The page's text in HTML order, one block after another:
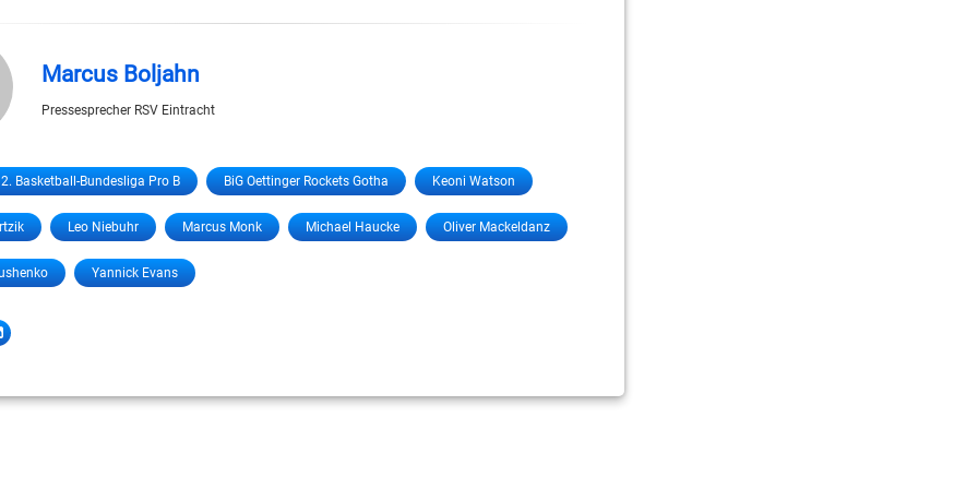
Marcus Boljahn
Pressesprecher RSV Eintracht
2. Basketball-Bundesliga Pro B BiG Oettinger Rockets Gotha Keoni Watson
Leo Niebuhr Marcus Monk Michael Haucke Oliver Mackeldanz
Yannick Evans